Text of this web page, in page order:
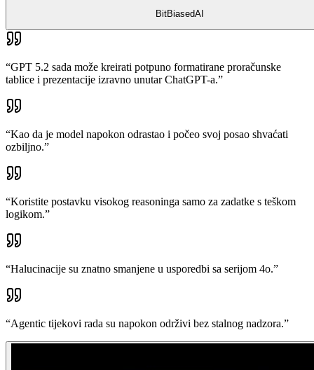
BitBiasedAI
“GPT 5.2 sada može kreirati potpuno formatirane proračunske
tablice i prezentacije izravno unutar ChatGPT-a.”
“Kao da je model napokon odrastao i počeo svoj posao shvaćati
ozbiljno.”
“Koristite postavku visokog reasoninga samo za zadatke s teškom
logikom.”
“Halucinacije su znatno smanjene u usporedbi sa serijom 4o.”
“Agentic tijekovi rada su napokon održivi bez stalnog nadzora.”